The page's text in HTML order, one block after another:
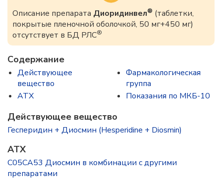
Описание препарата Диоридинвел® (таблетки,
покрытые пленочной оболочкой, 50 мг+450 мг)
отсутствует в БД РЛС®
Содержание
Действующее
вещество
ATX
Фармакологическая
группа
Показания по МКБ-10
Действующее вещество
Гесперидин + Диосмин (Hesperidine + Diosmin)
ATX
C05CA53 Диосмин в комбинации с другими
препаратами